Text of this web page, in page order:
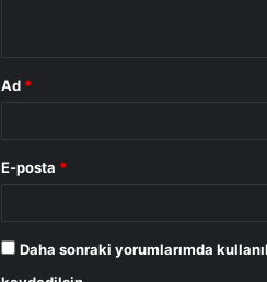
Ad *
E-posta *
Daha sonraki yorumlarımda